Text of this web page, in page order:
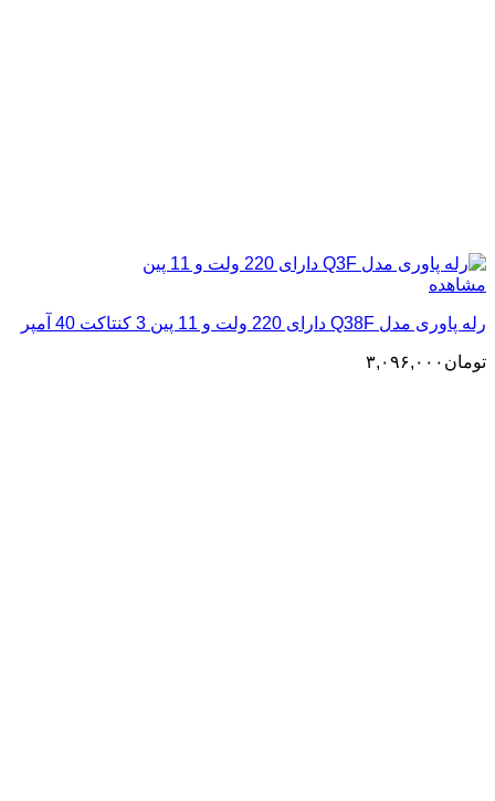
مشاهده
رله پاوری مدل Q38F دارای 220 ولت و 11 پین 3 کنتاکت 40 آمپر
تومان ۳,۰۹۶,۰۰۰